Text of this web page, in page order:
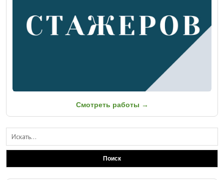
Смотреть работы →
Поиск